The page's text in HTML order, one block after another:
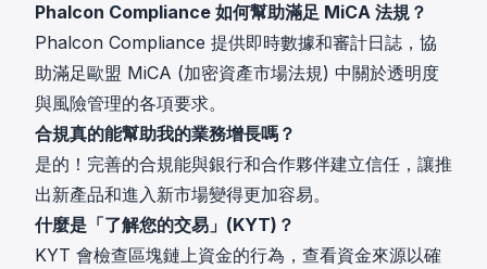
Phalcon Compliance 如何幫助滿足 MiCA 法規？
Phalcon Compliance 提供即時數據和審計日誌，協
助滿足歐盟 MiCA (加密資產市場法規) 中關於透明度
與風險管理的各項要求。
合規真的能幫助我的業務增長嗎？
是的！完善的合規能與銀行和合作夥伴建立信任，讓推
出新產品和進入新市場變得更加容易。
什麼是「了解您的交易」(KYT)？
KYT 會檢查區塊鏈上資金的行為，查看資金來源以確